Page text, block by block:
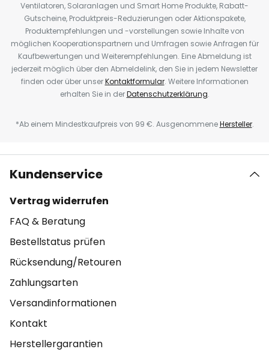
Ventilatoren, Solaranlagen und Smart Home Produkte, Rabatt-
Gutscheine, Produktpreis-Reduzierungen oder Aktionspakete,
Produktempfehlungen und -vorstellungen sowie Inhalte von
möglichen Kooperationspartnern und Umfragen sowie Anfragen für
Kaufbewertungen und Weiterempfehlungen. Eine Abmeldung ist
jederzeit möglich über den Abmeldelink, den Sie in jedem Newsletter
finden oder über unserKontaktformular. Weitere Informationen
erhalten Sie in derDatenschutzerklärung.
*Ab einem Mindestkaufpreis von 99 €. AusgenommeneHersteller.
Kundenservice
Vertrag widerrufen
FAQ & Beratung
Bestellstatus prüfen
Rücksendung/Retouren
Zahlungsarten
Versandinformationen
Kontakt
Herstellergarantien